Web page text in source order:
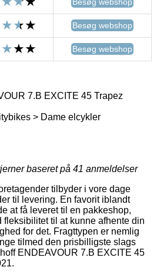
Besøg webshop
Besøg webshop
7.B EXCITE 45 Trapez
> Dame elcykler
baseret på 41 anmeldelser
tilbyder i vore dage
til levering. En favorit iblandt
at få leveret til en pakkeshop,
fleksibilitet til at kunne afhente din
for det. Fragttypen er nemlig
tilmed den prisbilligste slags
ENDEAVOUR 7.B EXCITE 45